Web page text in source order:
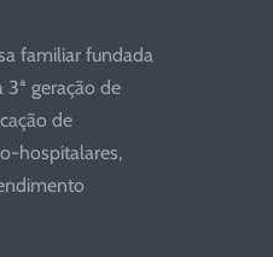
familiar fundada
3ª geração de
de
hospitalares,